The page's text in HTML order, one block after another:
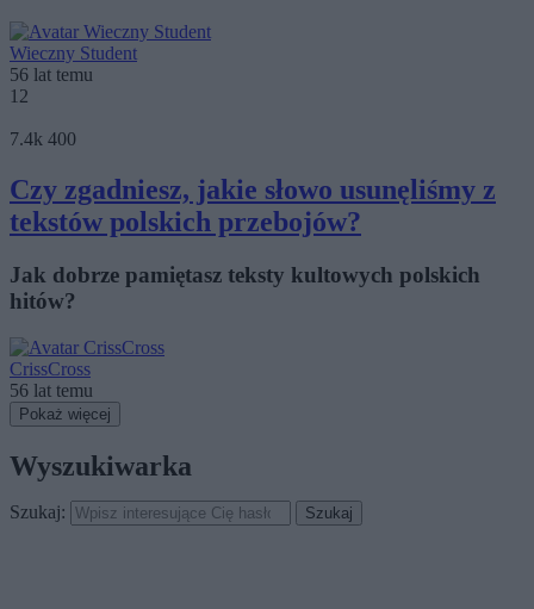
Wieczny Student
56 lat temu
12
7.4k 400
Czy zgadniesz, jakie słowo usunęliśmy z
tekstów polskich przebojów?
Jak dobrze pamiętasz teksty kultowych polskich
hitów?
CrissCross
56 lat temu
Pokaż więcej
Wyszukiwarka
Szukaj: